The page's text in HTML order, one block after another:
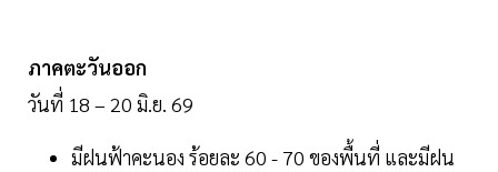
ภาคตะวันออก
วันที่ 18 – 20 มิ.ย. 69
มีฝนฟ้าคะนอง ร้อยละ 60 - 70 ของพื้นที่ และมีฝน